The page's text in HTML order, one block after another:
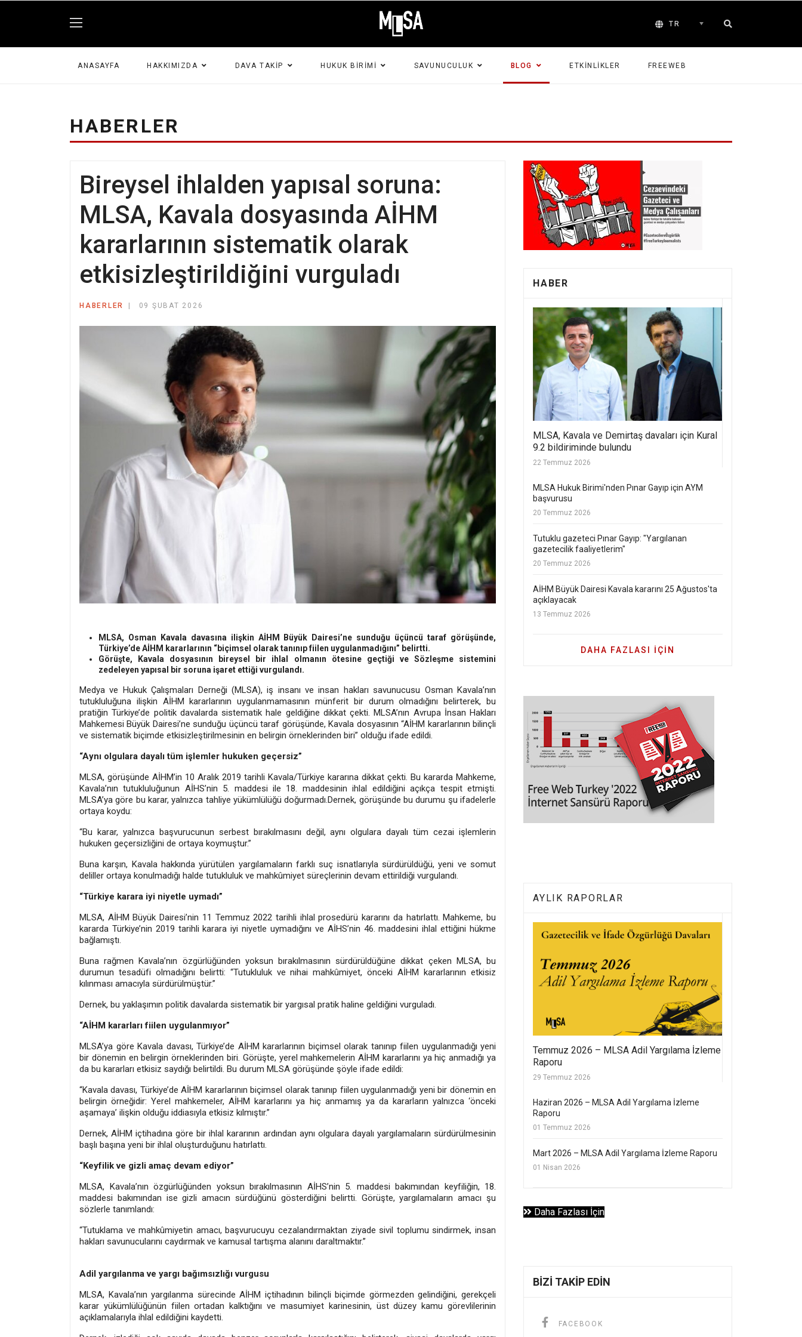
TR
ANASAYFA HAKKIMIZDA DAVA TAKIP HUKUK BIRIMI SAVUNUCULUK BLOG ETKINLIKLER FREEWEB
HABERLER
Bireysel ihlalden yapısal soruna:
MLSA, Kavala dosyasında AİHM
kararlarının sistematik olarak
etkisizleştirildiğini vurguladı
HABERLER 09 ŞUBAT 2026
MLSA, Osman Kavala davasına ilişkin AİHM Büyük Dairesi’ne sunduğu üçüncü taraf görüşünde,
Türkiye’de AİHM kararlarının “biçimsel olarak tanınıp fiilen uygulanmadığını” belirtti.
Görüşte, Kavala dosyasının bireysel bir ihlal olmanın ötesine geçtiği ve Sözleşme sistemini
zedeleyen yapısal bir soruna işaret ettiği vurgulandı.
Medya ve Hukuk Çalışmaları Derneği (MLSA), iş insanı ve insan hakları savunucusu Osman Kavala’nın
tutukluluğuna ilişkin AİHM kararlarının uygulanmamasının münferit bir durum olmadığını belirterek, bu
pratiğin Türkiye’de politik davalarda sistematik hale geldiğine dikkat çekti. MLSA’nın Avrupa İnsan Hakları
Mahkemesi Büyük Dairesi’ne sunduğu üçüncü taraf görüşünde, Kavala dosyasının “AİHM kararlarının bilinçli
ve sistematik biçimde etkisizleştirilmesinin en belirgin örneklerinden biri” olduğu ifade edildi.
“Aynı olgulara dayalı tüm işlemler hukuken geçersiz”
MLSA, görüşünde AİHM’in 10 Aralık 2019 tarihli Kavala/Türkiye kararına dikkat çekti. Bu kararda Mahkeme,
Kavala’nın tutukluluğunun AİHS’nin 5. maddesi ile 18. maddesinin ihlal edildiğini açıkça tespit etmişti.
MLSA’ya göre bu karar, yalnızca tahliye yükümlülüğü doğurmadı.Dernek, görüşünde bu durumu şu ifadelerle
ortaya koydu:
“Bu karar, yalnızca başvurucunun serbest bırakılmasını değil, aynı olgulara dayalı tüm cezai işlemlerin
hukuken geçersizliğini de ortaya koymuştur.”
Buna karşın, Kavala hakkında yürütülen yargılamaların farklı suç isnatlarıyla sürdürüldüğü, yeni ve somut
deliller ortaya konulmadığı halde tutukluluk ve mahkûmiyet süreçlerinin devam ettirildiği vurgulandı.
“Türkiye karara iyi niyetle uymadı”
MLSA, AİHM Büyük Dairesi’nin 11 Temmuz 2022 tarihli ihlal prosedürü kararını da hatırlattı. Mahkeme, bu
kararda Türkiye’nin 2019 tarihli karara iyi niyetle uymadığını ve AİHS’nin 46. maddesini ihlal ettiğini hükme
bağlamıştı.
Buna rağmen Kavala’nın özgürlüğünden yoksun bırakılmasının sürdürüldüğüne dikkat çeken MLSA, bu
durumun tesadüfi olmadığını belirtti: “Tutukluluk ve nihai mahkûmiyet, önceki AİHM kararlarının etkisiz
kılınması amacıyla sürdürülmüştür.”
Dernek, bu yaklaşımın politik davalarda sistematik bir yargısal pratik haline geldiğini vurguladı.
“AİHM kararları fiilen uygulanmıyor”
MLSA’ya göre Kavala davası, Türkiye’de AİHM kararlarının biçimsel olarak tanınıp fiilen uygulanmadığı yeni
bir dönemin en belirgin örneklerinden biri. Görüşte, yerel mahkemelerin AİHM kararlarını ya hiç anmadığı ya
da bu kararları etkisiz saydığı belirtildi. Bu durum MLSA görüşünde şöyle ifade edildi:
“Kavala davası, Türkiye’de AİHM kararlarının biçimsel olarak tanınıp fiilen uygulanmadığı yeni bir dönemin en
belirgin örneğidir: Yerel mahkemeler, AİHM kararlarını ya hiç anmamış ya da kararların yalnızca ‘önceki
aşamaya’ ilişkin olduğu iddiasıyla etkisiz kılmıştır.”
Dernek, AİHM içtihadına göre bir ihlal kararının ardından aynı olgulara dayalı yargılamaların sürdürülmesinin
başlı başına yeni bir ihlal oluşturduğunu hatırlattı.
“Keyfilik ve gizli amaç devam ediyor”
MLSA, Kavala’nın özgürlüğünden yoksun bırakılmasının AİHS’nin 5. maddesi bakımından keyfiliğin, 18.
maddesi bakımından ise gizli amacın sürdüğünü gösterdiğini belirtti. Görüşte, yargılamaların amacı şu
sözlerle tanımlandı:
“Tutuklama ve mahkûmiyetin amacı, başvurucuyu cezalandırmaktan ziyade sivil toplumu sindirmek, insan
hakları savunucularını caydırmak ve kamusal tartışma alanını daraltmaktır.”
Adil yargılanma ve yargı bağımsızlığı vurgusu
MLSA, Kavala’nın yargılanma sürecinde AİHM içtihadının bilinçli biçimde görmezden gelindiğini, gerekçeli
karar yükümlülüğünün fiilen ortadan kalktığını ve masumiyet karinesinin, üst düzey kamu görevlilerinin
açıklamalarıyla ihlal edildiğini kaydetti.
HABER
MLSA, Kavala ve Demirtaş davaları için Kural
9.2 bildiriminde bulundu
22 Temmuz 2026
MLSA Hukuk Birimi'nden Pınar Gayıp için AYM
başvurusu
20 Temmuz 2026
Tutuklu gazeteci Pınar Gayıp: "Yargılanan
gazetecilik faaliyetlerim"
20 Temmuz 2026
AİHM Büyük Dairesi Kavala kararını 25 Ağustos'ta
açıklayacak
13 Temmuz 2026
DAHA FAZLASI IÇIN
AYLIK RAPORLAR
Temmuz 2026 – MLSA Adil Yargılama İzleme
Raporu
29 Temmuz 2026
Haziran 2026 – MLSA Adil Yargılama İzleme
Raporu
01 Temmuz 2026
Mart 2026 – MLSA Adil Yargılama İzleme Raporu
01 Nisan 2026
Daha Fazlası İçin
BIZI TAKIP EDIN
FACEBOOK